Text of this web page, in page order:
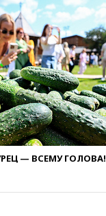
— ВСЕМУ ГОЛОВА!